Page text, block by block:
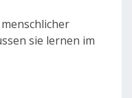
sie lernen im